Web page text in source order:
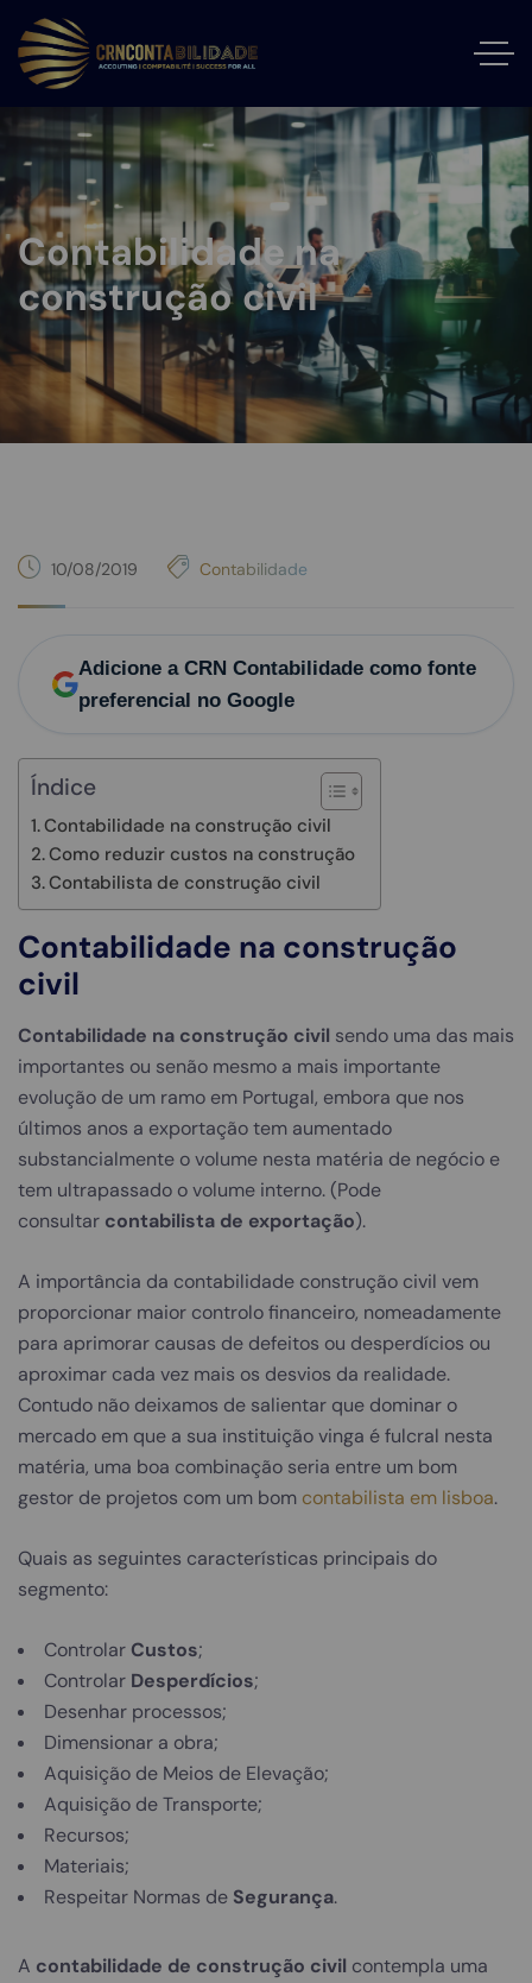
Contabilidade na
construção civil
10/08/2019 Contabilidade
Adicione a CRN Contabilidade como fonte
preferencial no Google
Índice
Contabilidade na construção civil
Como reduzir custos na construção
Contabilista de construção civil
Contabilidade na construção
civil
Contabilidade na construção civil sendo uma das mais
importantes ou senão mesmo a mais importante
evolução de um ramo em Portugal, embora que nos
últimos anos a exportação tem aumentado
substancialmente o volume nesta matéria de negócio e
tem ultrapassado o volume interno. (Pode
consultar contabilista de exportação).
A importância da contabilidade construção civil vem
proporcionar maior controlo financeiro, nomeadamente
para aprimorar causas de defeitos ou desperdícios ou
aproximar cada vez mais os desvios da realidade.
Contudo não deixamos de salientar que dominar o
mercado em que a sua instituição vinga é fulcral nesta
matéria, uma boa combinação seria entre um bom
gestor de projetos com um bom contabilista em lisboa.
Quais as seguintes características principais do
segmento:
Controlar Custos;
Controlar Desperdícios;
Desenhar processos;
Dimensionar a obra;
Aquisição de Meios de Elevação;
Aquisição de Transporte;
Recursos;
Materiais;
Respeitar Normas de Segurança.
A contabilidade de construção civil contempla uma